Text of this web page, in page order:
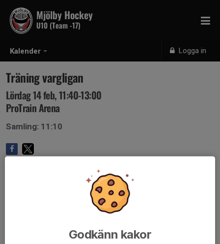
Kalender Logga in
Mjölby Hockey
U10 (Team -17)
Träning vargligan
Lördag 14 feb, 11:40-13:00
ProTrain Arena
Samling: 11:10
Godkänn kakor